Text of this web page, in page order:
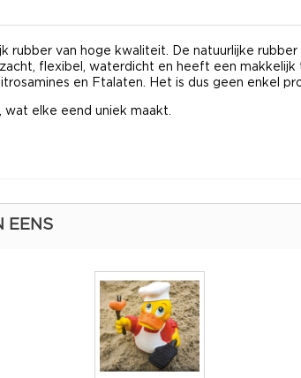
rubber van hoge kwaliteit. De natuurlijke
flexibel, waterdicht en heeft een
en Ftalaten. Het is dus geen enkel
elke eend uniek maakt.
EENS